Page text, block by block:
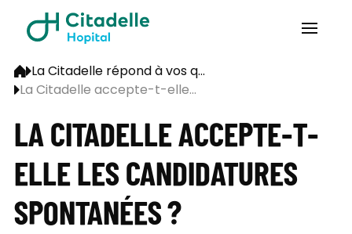
La Citadelle répond à vos q...
La Citadelle accepte-t-elle...
LA CITADELLE ACCEPTE-T-
ELLE LES CANDIDATURES
SPONTANÉES ?